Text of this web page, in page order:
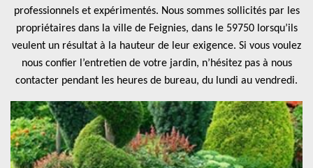
professionnels et expérimentés. Nous sommes sollicités par les
propriétaires dans la ville de Feignies, dans le 59750 lorsqu’ils
veulent un résultat à la hauteur de leur exigence. Si vous voulez
nous confier l’entretien de votre jardin, n’hésitez pas à nous
contacter pendant les heures de bureau, du lundi au vendredi.